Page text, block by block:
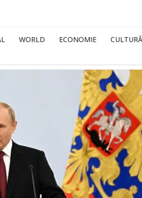
WORLD ECONOMIE CULTURĂ